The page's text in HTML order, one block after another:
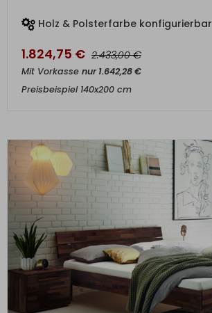
Holz & Polsterfarbe konfigurierbar
1.824,75 € 2.433,00€
Mit Vorkasse nur1.642,28€
Preisbeispiel 140x200 cm